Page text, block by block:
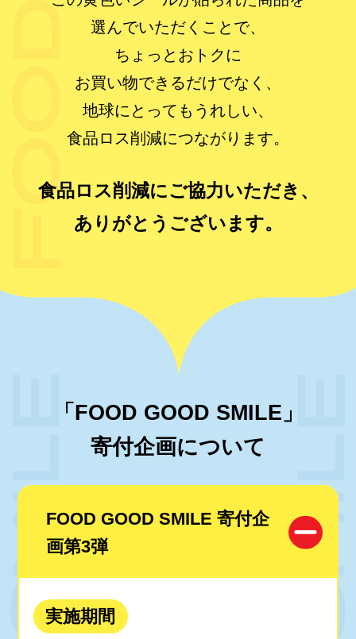
選んでいただくことで、
ちょっとおトクに
お買い物できるだけでなく、
地球にとってもうれしい、
食品ロス削減につながります。
食品ロス削減にご協力いただき、
ありがとうございます。
「FOOD GOOD SMILE」
寄付企画について
FOOD GOOD SMILE 寄付企
画第3弾
実施期間